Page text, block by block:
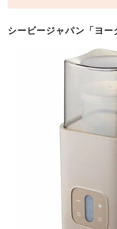
シービージャパン「ヨー